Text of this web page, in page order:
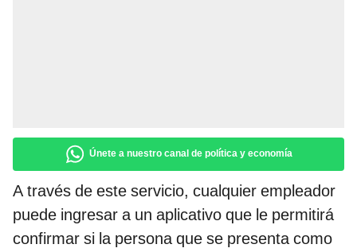
Únete a nuestro canal de política y economía
A través de este servicio, cualquier empleador
puede ingresar a un aplicativo que le permitirá
confirmar si la persona que se presenta como